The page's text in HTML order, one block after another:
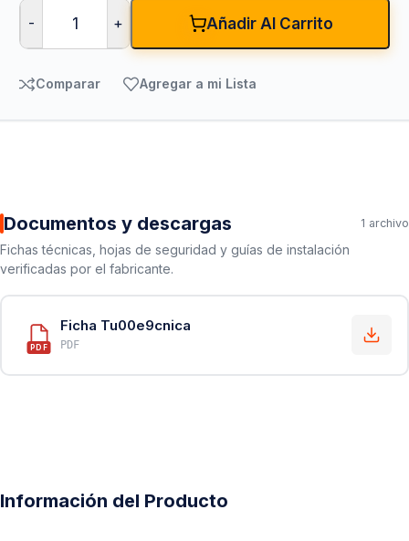
- + Añadir Al Carrito
Comparar Agregar a mi Lista
Documentos y descargas 1 archivo
Fichas técnicas, hojas de seguridad y guías de instalación
verificadas por el fabricante.
PDF
Ficha Tu00e9cnica
PDF
Información del Producto